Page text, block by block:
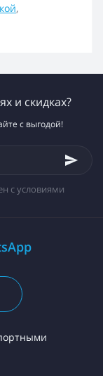
,
и скидках?
с выгодой!
с условиями